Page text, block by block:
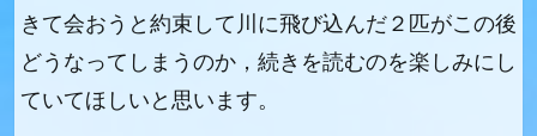
きて会おうと約束して川に飛び込んだ２匹がこの後
どうなってしまうのか，続きを読むのを楽しみにし
ていてほしいと思います。